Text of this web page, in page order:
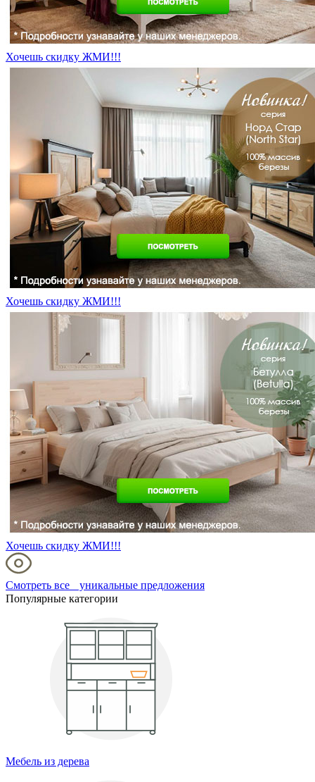
Хочешь скидку ЖМИ!!!
Хочешь скидку ЖМИ!!!
Хочешь скидку ЖМИ!!!
Смотреть все уникальные предложения
Популярные категории
Мебель из дерева